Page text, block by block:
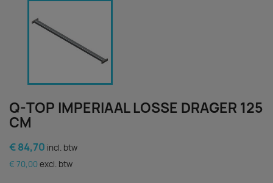
Q-TOP IMPERIAAL LOSSE DRAGER 125
CM
€ 84,70 incl. btw
€ 70,00 excl. btw